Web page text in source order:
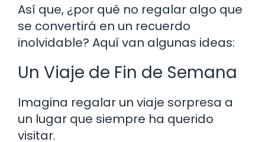
Así que, ¿por qué no regalar algo que
se convertirá en un recuerdo
inolvidable? Aquí van algunas ideas:
Un Viaje de Fin de Semana
Imagina regalar un viaje sorpresa a
un lugar que siempre ha querido
visitar.